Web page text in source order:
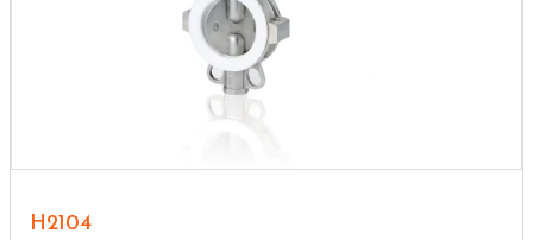
H2104